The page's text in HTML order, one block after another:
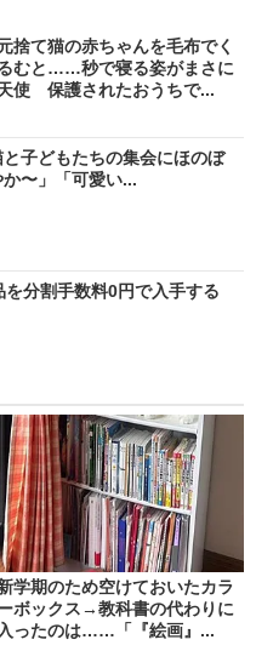
捨て猫の赤ちゃんを毛布でく
むと……秒で寝る姿がまさに
使 保護されたおうちで...
子どもたちの集会にほのぼ
〜」「可愛い...
分割手数料0円で入手する
学期のため空けておいたカラ
ボックス→教科書の代わりに
入ったのは……「『絵画』...